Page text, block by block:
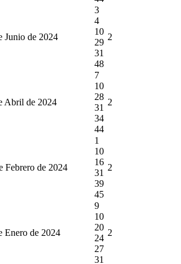
Junio de 2024
3
4
10
29
31
48
2
Abril de 2024
7
10
28
31
34
44
2
Febrero de 2024
1
10
16
31
39
45
2
Enero de 2024
9
10
20
24
27
31
2